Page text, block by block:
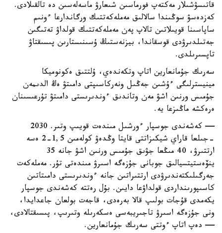
قاتىسۋشىلار مەكتەپ فورماسىن شىعارۋ ماسەلەسىن دە تالقىلادى.
كەزدەسۋ سوڭىندا سالالىق مەملەكەتتىك ورگاندارعا ءونىم
ساپاسىنا قويىلاتىن تالاپ پەن مەملەكەتتىك قولداۋ تەتىگىن
جەتىلدىرۋدى قوسقاندا، بيزنەستىڭ ۇسىنىستارىن پىسىقتاۋ
تاپسىرىلدى.
سەرىك جۇمانعارين اتاپ وتكەندەي، ۇلتتىق ەكونوميكا
مينيسترلىگى ءۇشىن جەڭىل ونەركاسىپتى دامىتۋ ەڭ الدىمەن
جۇمىس ورنىن اشۋ مەن وتاندىق ءوندىرىستى دامىتۋ تۇرعىسىنان
ەرەكشە ماڭىزعا يە.
— كەشەندى جوسپار ءورشىل مىندەت قويىپ وتىر. 2030
-جىلعا قاراي شيكىزاتتى قايتا وڭدەۋ كولەمىن 1,5-2 ەسە
ارتتىرۋ، 40 مىڭعا جۋىق جۇمىس ورنىن اشۋ جانە 35
ينۆەستيتسيالىق جوبانى جۇزەگە اسىرۋ مىندەتى تۇر. مەملەكەت
جەرگىلىكتەندىرۋدى ارتتىراتىن جانە ءوندىرىستى دامىتاتىن
كاسىپورىنداردى قولداۋعا دايىن. بۇل رەتتە كەشەندى جوسپار
يكەمدى قۇجات بولىپ قالا بەرەدى، قاجەت بولعان جاعدايدا،
ونى جۇزەگە اسىرۋ تاجىريبەسى ەسكەرىلە وتىرىپ، پىسىقتالادى،
— دەپ اتاپ ءوتتى سەرىك جۇمانعارين.